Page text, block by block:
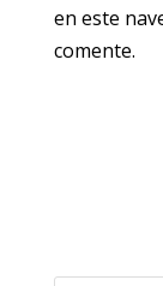
en este
comente.